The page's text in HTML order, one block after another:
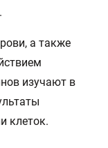
а также
изучают в
клеток.